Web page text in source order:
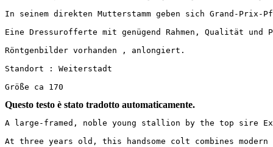
In seinem direkten Mutterstamm geben sich Grand-
Eine Dressurofferte mit genügend Rahmen, Qualität und
Röntgenbilder vorhanden , anlongiert.
Standort : Weiterstadt
Größe ca 170
Questo testo è stato tradotto automaticamente.
A large-framed, noble young stallion by the top sire
At three years old, this handsome colt combines